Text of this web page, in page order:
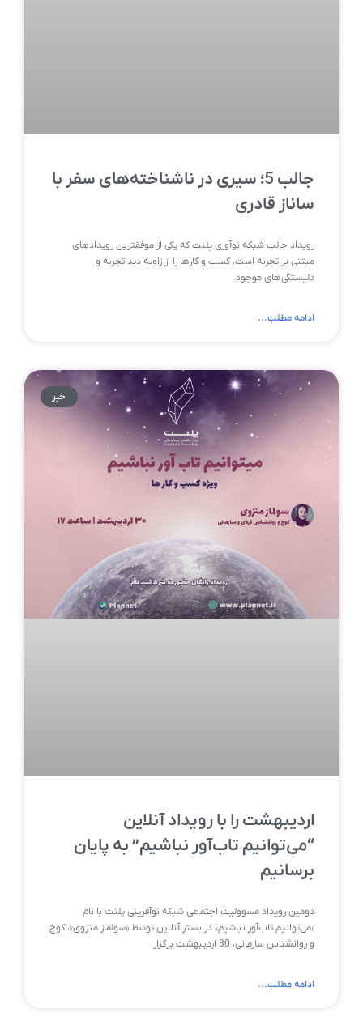
جالب 5؛ سیری در ناشناخته‌های سفر با
ساناز قادری
رویداد جالب شبکه نوآوری پلنت که یکی از موفقترین رویدادهای
مبتنی بر تجربه است، کسب و کارها را از زاویه دید تجربه و
دلبستگی‌های موجود
ادامه مطلب...
خبر
اردیبهشت را با رویداد آنلاین
“می‌توانیم تاب‌آور نباشیم” به پایان
برسانیم
دومین رویداد مسوولیت اجتماعی شبکه نوآفرینی پلنت با نام
«می‌‌توانیم تاب‌آور نباشیم» در بستر آنلاین توسط «سولماز منزوی»، کوچ
و روانشناس سازمانی، 30 اردیبهشت برگزار
ادامه مطلب...